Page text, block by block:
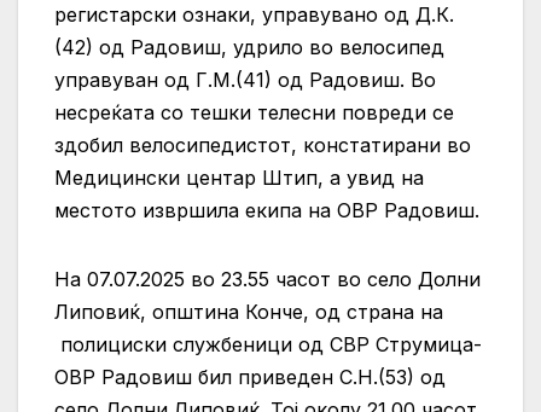
регистарски ознаки, управувано од Д.К.
(42) од Радовиш, удрило во велосипед
управуван од Г.М.(41) од Радовиш. Во
несреќата со тешки телесни повреди се
здобил велосипедистот, констатирани во
Медицински центар Штип, а увид на
местото извршила екипа на ОВР Радовиш.
На 07.07.2025 во 23.55 часот во село Долни
Липовиќ, општина Конче, од страна на
полициски службеници од СВР Струмица-
ОВР Радовиш бил приведен С.Н.(53) од